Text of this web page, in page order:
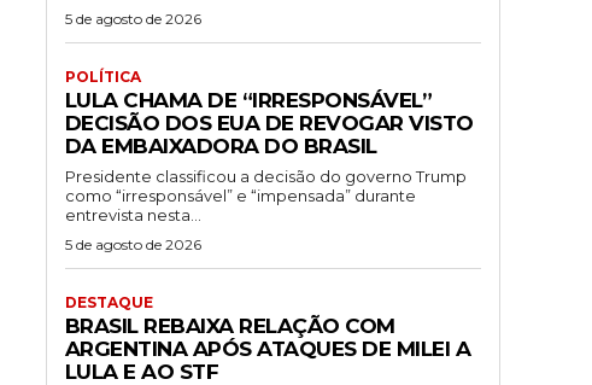
5 de agosto de 2026
POLÍTICA
LULA CHAMA DE “IRRESPONSÁVEL”
DECISÃO DOS EUA DE REVOGAR VISTO
DA EMBAIXADORA DO BRASIL
Presidente classificou a decisão do governo Trump
como “irresponsável” e “impensada” durante
entrevista nesta...
5 de agosto de 2026
DESTAQUE
BRASIL REBAIXA RELAÇÃO COM
ARGENTINA APÓS ATAQUES DE MILEI A
LULA E AO STF